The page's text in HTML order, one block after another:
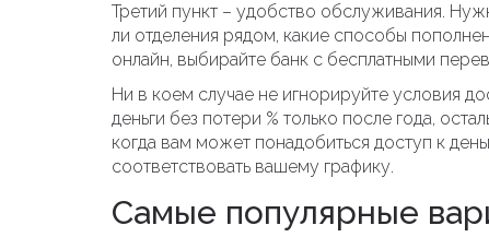
Третий пункт – удобство обслуживания.
ли отделения рядом, какие способы
онлайн, выбирайте банк с бесплатными
Ни в коем случае не игнорируйте условия
деньги без потери % только после года,
когда вам может понадобиться доступ к
соответствовать вашему графику.
Самые популярные